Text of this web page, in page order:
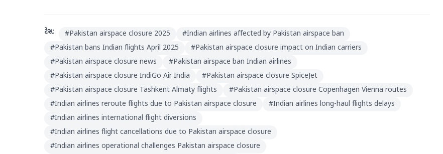
ટેગ્સ: #Pakistan airspace closure 2025 #Indian airlines affected by Pakistan airspace ban
#Pakistan bans Indian flights April 2025 #Pakistan airspace closure impact on Indian carriers
#Pakistan airspace closure news #Pakistan airspace ban Indian airlines
#Pakistan airspace closure IndiGo Air India #Pakistan airspace closure SpiceJet
#Pakistan airspace closure Tashkent Almaty flights #Pakistan airspace closure Copenhagen Vienna routes
#Indian airlines reroute flights due to Pakistan airspace closure #Indian airlines long-haul flights delays
#Indian airlines international flight diversions
#Indian airlines flight cancellations due to Pakistan airspace closure
#Indian airlines operational challenges Pakistan airspace closure